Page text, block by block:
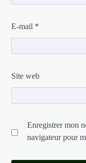
E-mail *
Site web
Enregistrer mon
navigateur pour